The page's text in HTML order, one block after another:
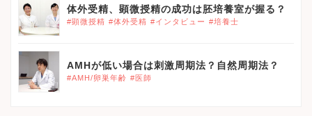
体外受精、顕微授精の成功は胚培養室が握る？
#顕微授精 #体外受精 #インタビュー #培養士
AMHが低い場合は刺激周期法？自然周期法？
#AMH/卵巣年齢 #医師